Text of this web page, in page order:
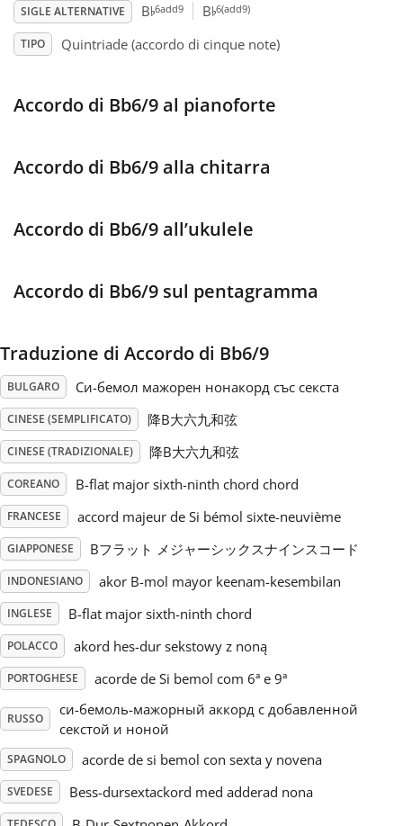
Français
한국어
हिन्दी
Italiano
日本語
Português
Русский
Svenska
Tiếng Việt
Українська
简体中文
SIGLE ALTERNATIVE B♭6add9 B♭6(add9)
TIPO Quintriade (accordo di cinque note)
Accordo di Bb6/9 al pianoforte
Accordo di Bb6/9 alla chitarra
Accordo di Bb6/9 all’ukulele
Accordo di Bb6/9 sul pentagramma
Traduzione di Accordo di Bb6/9
BULGARO Си-бемол мажорен нонакорд със секста
CINESE (SEMPLIFICATO) 降B大六九和弦
CINESE (TRADIZIONALE) 降B大六九和弦
COREANO B-flat major sixth-ninth chord chord
FRANCESE accord majeur de Si bémol sixte-neuvième
GIAPPONESE Bフラット メジャーシックスナインスコード
INDONESIANO akor B-mol mayor keenam-kesembilan
INGLESE B-flat major sixth-ninth chord
POLACCO akord hes-dur sekstowy z noną
PORTOGHESE acorde de Si bemol com 6ª e 9ª
RUSSO
си-бемоль-мажорный аккорд с добавленной
секстой и ноной
SPAGNOLO acorde de si bemol con sexta y novena
SVEDESE Bess-dursextackord med adderad nona